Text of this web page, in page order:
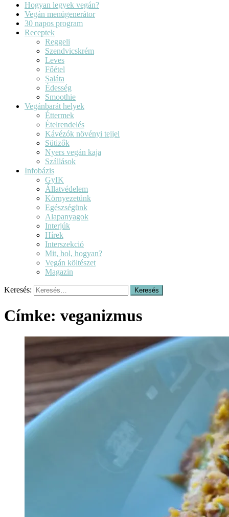
Hogyan legyek vegán?
Vegán menügenerátor
30 napos program
Receptek
Reggeli
Szendvicskrém
Leves
Főétel
Saláta
Édesség
Smoothie
Vegánbarát helyek
Éttermek
Ételrendelés
Kávézók növényi tejjel
Sütizők
Nyers vegán kaja
Szállások
Infobázis
GyIK
Állatvédelem
Környezetünk
Egészségünk
Alapanyagok
Interjúk
Hírek
Interszekció
Mit, hol, hogyan?
Vegán költészet
Magazin
Keresés:
Címke: veganizmus